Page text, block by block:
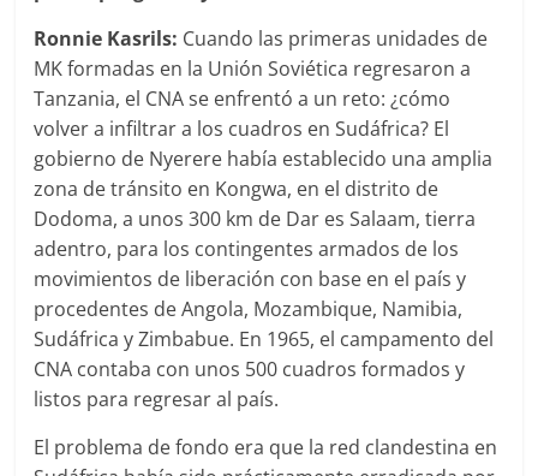
Ronnie Kasrils: Cuando las primeras unidades de
MK formadas en la Unión Soviética regresaron a
Tanzania, el CNA se enfrentó a un reto: ¿cómo
volver a infiltrar a los cuadros en Sudáfrica? El
gobierno de Nyerere había establecido una amplia
zona de tránsito en Kongwa, en el distrito de
Dodoma, a unos 300 km de Dar es Salaam, tierra
adentro, para los contingentes armados de los
movimientos de liberación con base en el país y
procedentes de Angola, Mozambique, Namibia,
Sudáfrica y Zimbabue. En 1965, el campamento del
CNA contaba con unos 500 cuadros formados y
listos para regresar al país.
El problema de fondo era que la red clandestina en